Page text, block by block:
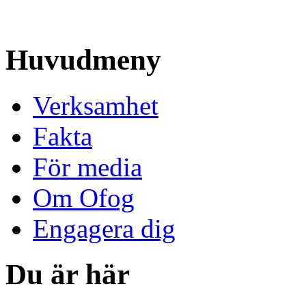
Huvudmeny
Verksamhet
Fakta
För media
Om Ofog
Engagera dig
Du är här